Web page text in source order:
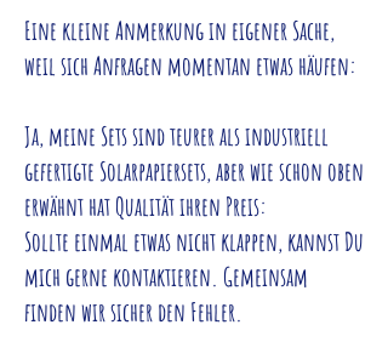
Eine kleine Anmerkung in eigener Sache,
weil sich Anfragen momentan etwas häufen:
Ja, meine Sets sind teurer als industriell
gefertigte Solarpapiersets, aber wie schon oben
erwähnt hat Qualität ihren Preis:
Sollte einmal etwas nicht klappen, kannst Du
mich gerne kontaktieren. Gemeinsam
finden wir sicher den Fehler.